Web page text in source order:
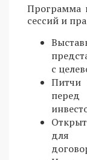
Программа
сессий и
с
Питчи
перед
для